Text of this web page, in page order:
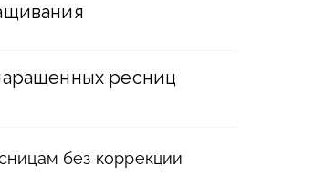
ресниц
без коррекции